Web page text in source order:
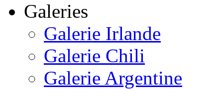
Galeries
Galerie Irlande
Galerie Chili
Galerie Argentine